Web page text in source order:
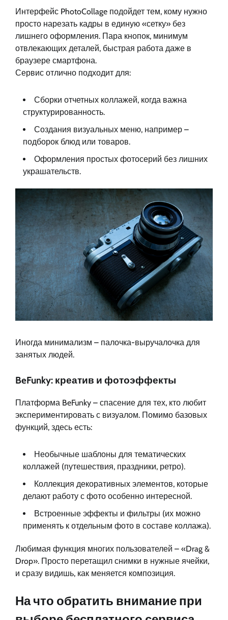
Интерфейс PhotoCollage подойдет тем, кому нужно
просто нарезать кадры в единую «сетку» без
лишнего оформления. Пара кнопок, минимум
отвлекающих деталей, быстрая работа даже в
браузере смартфона.
Сервис отлично подходит для:
Сборки отчетных коллажей, когда важна
структурированность.
Создания визуальных меню, например –
подборок блюд или товаров.
Оформления простых фотосерий без лишних
украшательств.
Иногда минимализм – палочка-выручалочка для
занятых людей.
BeFunky: креатив и фотоэффекты
Платформа BeFunky – спасение для тех, кто любит
экспериментировать с визуалом. Помимо базовых
функций, здесь есть:
Необычные шаблоны для тематических
коллажей (путешествия, праздники, ретро).
Коллекция декоративных элементов, которые
делают работу с фото особенно интересной.
Встроенные эффекты и фильтры (их можно
применять к отдельным фото в составе коллажа).
Любимая функция многих пользователей – «Drag &
Drop». Просто перетащил снимки в нужные ячейки,
и сразу видишь, как меняется композиция.
На что обратить внимание при